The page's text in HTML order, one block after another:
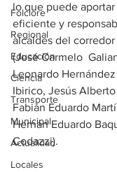
Folclore
Regional
Educación
Ciencia
Transporte
Municipal
Actualidad
Locales
lo que puede
eficiente y
alcaldes del
(José Carmelo
Leonardo
Ibirico, Jesús
Fabián Eduardo
Hernán Eduardo
Codazzi).